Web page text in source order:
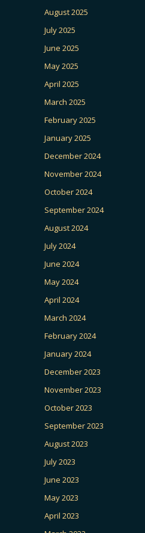
August 2025
July 2025
June 2025
May 2025
April 2025
March 2025
February 2025
January 2025
December 2024
November 2024
October 2024
September 2024
August 2024
July 2024
June 2024
May 2024
April 2024
March 2024
February 2024
January 2024
December 2023
November 2023
October 2023
September 2023
August 2023
July 2023
June 2023
May 2023
April 2023